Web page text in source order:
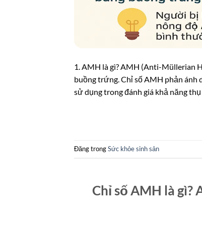
1. AMH là gì? AMH (Anti-Müllerian
buồng trứng. Chỉ số AMH phản
sử dụng trong đánh giá khả năng
Đăng trongSức khỏe sinh sản
Chỉ số AMH là gì?